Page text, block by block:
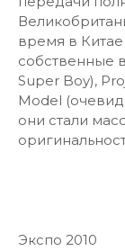
время в
собственные
Super Boy),
Model
они стали
Экспо 2010